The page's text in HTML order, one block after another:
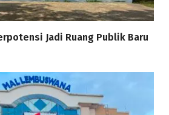
Jadi Ruang Publik Baru